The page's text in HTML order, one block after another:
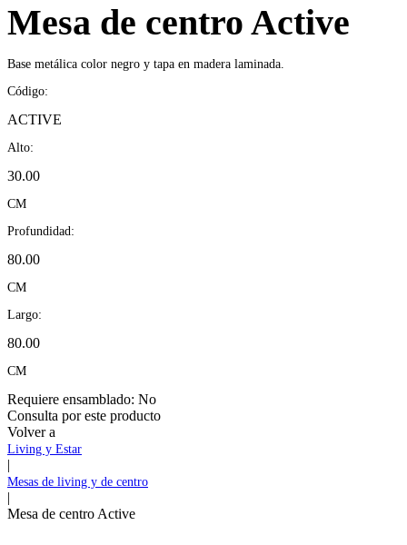
Mesa de centro Active
Base metálica color negro y tapa en madera laminada.
Código:
ACTIVE
Alto:
30.00
CM
Profundidad:
80.00
CM
Largo:
80.00
CM
Requiere ensamblado: No
Consulta por este producto
Volver a
Living y Estar
|
Mesas de living y de centro
|
Mesa de centro Active